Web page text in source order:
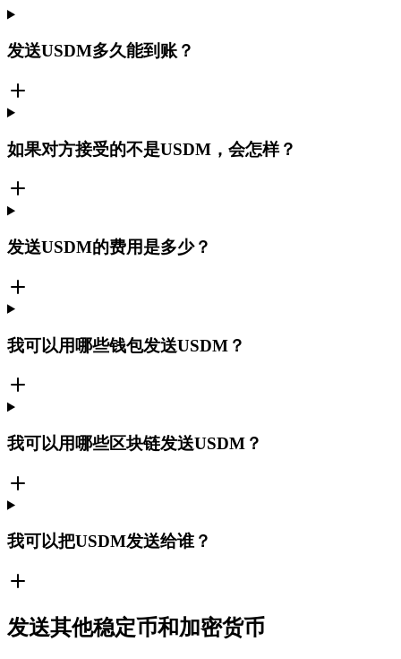
发送USDM多久能到账？
如果对方接受的不是USDM，会怎样？
发送USDM的费用是多少？
我可以用哪些钱包发送USDM？
我可以用哪些区块链发送USDM？
我可以把USDM发送给谁？
发送其他稳定币和加密货币